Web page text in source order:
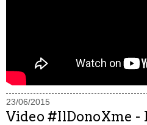
23/06/2015
Video #IlDonoXme -